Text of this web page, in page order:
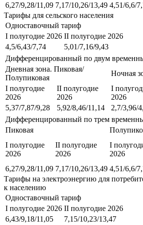
6,27/9,28/11,09 7,17/10,26/13,49 4,51/6,6/
Тарифы для сельского населения
Одноставочный тариф
I полугодие 2026 II полугодие 2026
4,5/6,43/7,74
5,01/7,16/9,43
Дифференцированный по двум
Дневная зона. Пиковая/
Полупиковая
Ночная
I полугодие
2026
II полугодие
2026
I
2026
5,37/7,87/9,28
5,92/8,46/11,14 2,7/3,96/
Дифференцированный по трем
Пиковая
I полугодие
2026
II полугодие
2026
I
2026
6,27/9,28/11,09 7,17/10,26/13,49 4,51/6,6/
Тарифы на электроэнергию для
к населению
Одноставочный тариф
I полугодие 2026 II полугодие 2026
6,43/9,18/11,05
7,15/10,23/13,47